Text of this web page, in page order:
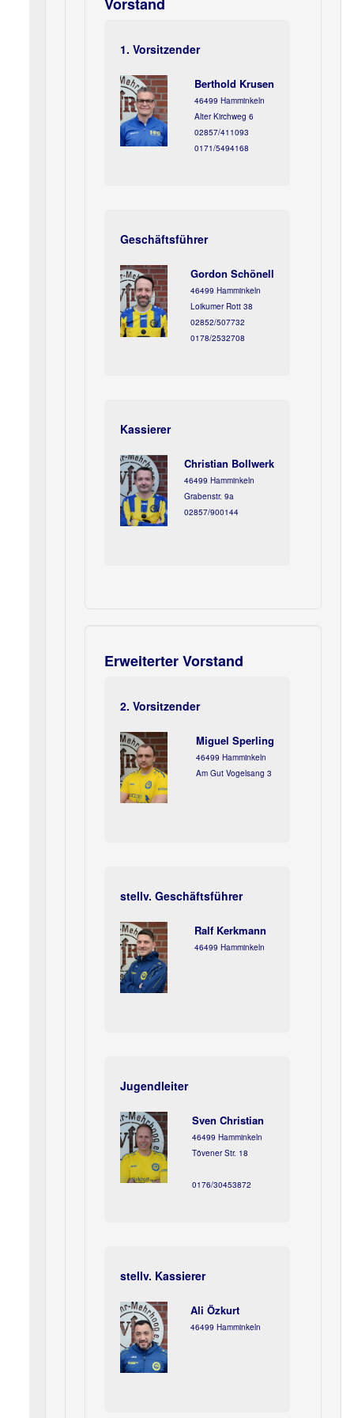
1. Vorsitzender
Berthold Krusen
46499 Hamminkeln
Alter Kirchweg 6
02857/411093
0171/5494168
Geschäftsführer
Gordon Schönell
46499 Hamminkeln
Loikumer Rott 38
02852/507732
0178/2532708
Kassierer
Christian Bollwerk
46499 Hamminkeln
Grabenstr. 9a
02857/900144
Erweiterter Vorstand
2. Vorsitzender
Miguel Sperling
46499 Hamminkeln
Am Gut Vogelsang 3
stellv. Geschäftsführer
Ralf Kerkmann
46499 Hamminkeln
Jugendleiter
Sven Christian
46499 Hamminkeln
Tövener Str. 18
0176/30453872
stellv. Kassierer
Ali Özkurt
46499 Hamminkeln